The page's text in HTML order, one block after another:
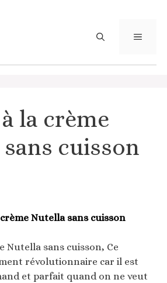
MENU
la crème
cuisson
Nutella sans cuisson
Nutella sans cuisson, Ce
révolutionnaire car il est
et parfait quand on ne veut